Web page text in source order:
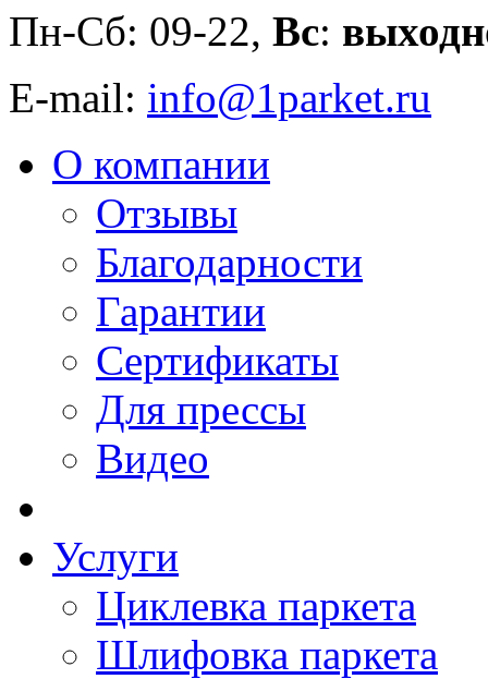
Пн-Сб: 09-22, Вс:
E-mail: info@1parket.ru
О компании
Отзывы
Благодарности
Гарантии
Сертификаты
Для прессы
Видео
Услуги
Циклевка паркета
Шлифовка паркета